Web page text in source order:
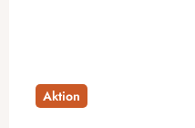
Aktion